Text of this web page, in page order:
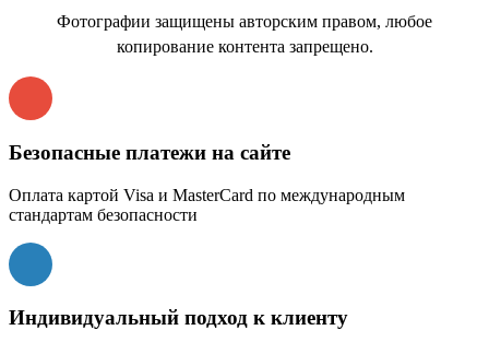
Фотографии защищены авторским правом, любое
копирование контента запрещено.
Безопасные платежи на сайте
Оплата картой Visa и MasterCard по международным
стандартам безопасности
Индивидуальный подход к клиенту